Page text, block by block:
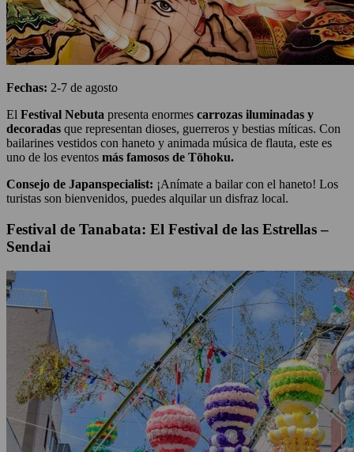
Fechas: 2-7 de agosto
El Festival Nebuta presenta enormes carrozas iluminadas y
decoradas que representan dioses, guerreros y bestias míticas. Con
bailarines vestidos con haneto y animada música de flauta, este es
uno de los eventos más famosos de Tōhoku.
Consejo de Japanspecialist: ¡Anímate a bailar con el haneto! Los
turistas son bienvenidos, puedes alquilar un disfraz local.
Festival de Tanabata: El Festival de las Estrellas –
Sendai